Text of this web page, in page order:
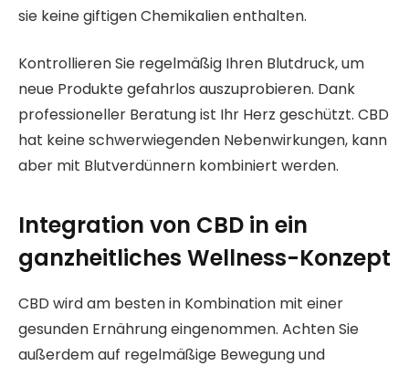
sie keine giftigen Chemikalien enthalten.
Kontrollieren Sie regelmäßig Ihren Blutdruck, um
neue Produkte gefahrlos auszuprobieren. Dank
professioneller Beratung ist Ihr Herz geschützt. CBD
hat keine schwerwiegenden Nebenwirkungen, kann
aber mit Blutverdünnern kombiniert werden.
Integration von CBD in ein
ganzheitliches Wellness-Konzept
CBD wird am besten in Kombination mit einer
gesunden Ernährung eingenommen. Achten Sie
außerdem auf regelmäßige Bewegung und